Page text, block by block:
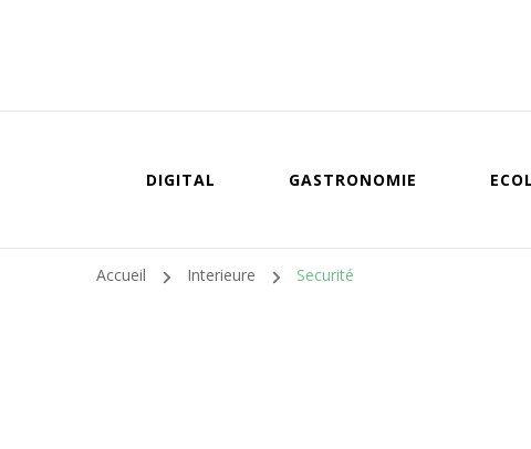
DIGITAL GASTRONOMIE
Accueil Interieure Securité